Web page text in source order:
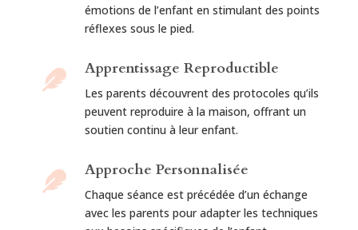
émotions de l’enfant en stimulant des points
réflexes sous le pied.
 Apprentissage Reproductible
Les parents découvrent des protocoles qu’ils
peuvent reproduire à la maison, offrant un
soutien continu à leur enfant.
 Approche Personnalisée
Chaque séance est précédée d’un échange
avec les parents pour adapter les techniques